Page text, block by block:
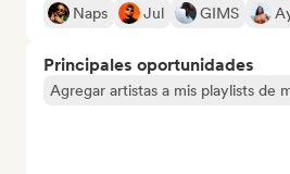
Naps
Jul GIMS
Principales oportunidades
Agregar artistas a mis playlists de